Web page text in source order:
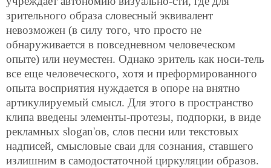
зрительного образа словесный эквивалент
невозможен (в силу того, что просто не
обнаруживается в повседневном человеческом
опыте) или неуместен. Однако зритель как носи-тель
все еще человеческого, хотя и преформированного
опыта восприятия нуждается в опоре на внятно
артикулируемый смысл. Для этого в пространство
клипа введены элементы-протезы, подпорки, в виде
рекламных slogan'ов, слов песни или текстовых
надписей, смысловые сваи для сознания, ставшего
излишним в самодостаточной циркуляции образов.